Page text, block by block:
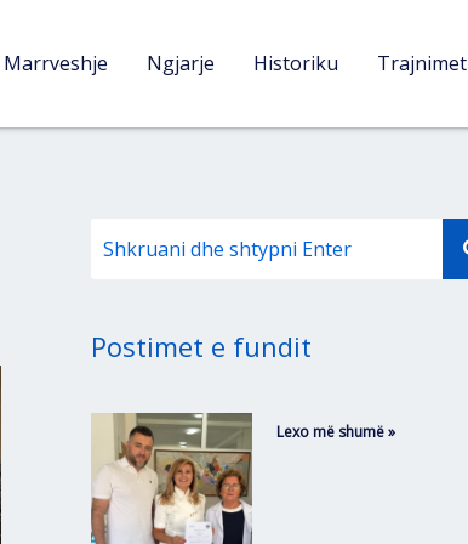
Marrveshje Ngjarje Historiku Trajnimet
Postimet e fundit
Lexo më shumë »